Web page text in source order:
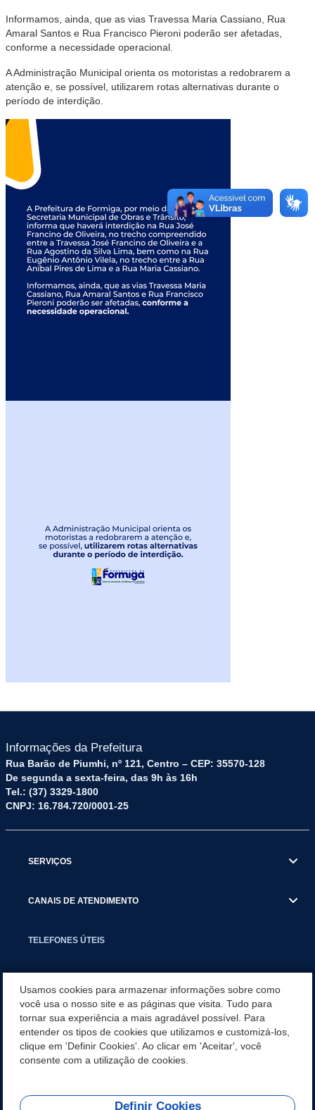
Informamos, ainda, que as vias Travessa Maria Cassiano, Rua
Amaral Santos e Rua Francisco Pieroni poderão ser afetadas,
conforme a necessidade operacional.
A Administração Municipal orienta os motoristas a redobrarem a
atenção e, se possível, utilizarem rotas alternativas durante o
período de interdição.
Informações da Prefeitura
Rua Barão de Piumhi, nº 121, Centro – CEP: 35570-128
De segunda a sexta-feira, das 9h às 16h
Tel.: (37) 3329-1800
CNPJ: 16.784.720/0001-25
SERVIÇOS
CANAIS DE ATENDIMENTO
TELEFONES ÚTEIS
NOTÍCIAS
APLICATIVO
Usamos cookies para armazenar informações sobre como
você usa o nosso site e as páginas que visita. Tudo para
tornar sua experiência a mais agradável possível. Para
entender os tipos de cookies que utilizamos e customizá-los,
clique em 'Definir Cookies'. Ao clicar em 'Aceitar', você
consente com a utilização de cookies.
Definir Cookies